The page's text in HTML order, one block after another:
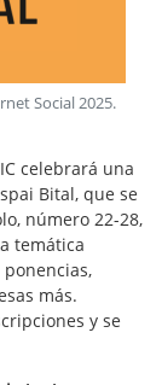
Social 2025.
celebrará una
Bital, que se
número 22-28,
temática
más.
y se